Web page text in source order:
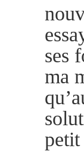
ses
ma
petit